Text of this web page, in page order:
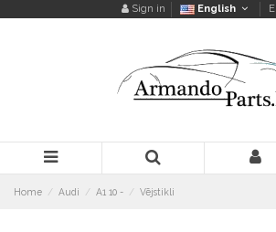
Sign in English
Home Audi A1 10 - Vējstikli